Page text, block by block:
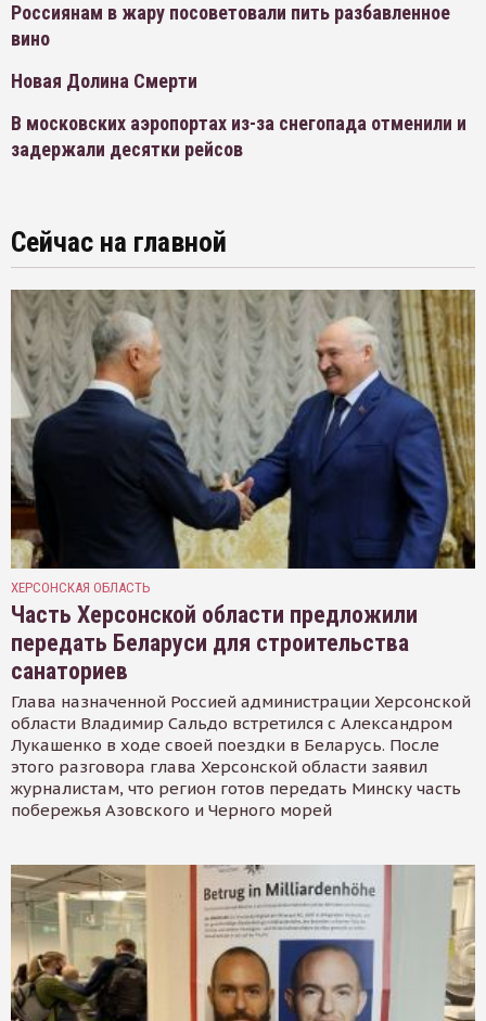
Россиянам в жару посоветовали пить разбавленное
вино
Новая Долина Смерти
В московских аэропортах из-за снегопада отменили и
задержали десятки рейсов
Сейчас на главной
ХЕРСОНСКАЯ ОБЛАСТЬ
Часть Херсонской области предложили
передать Беларуси для строительства
санаториев
Глава назначенной Россией администрации Херсонской
области Владимир Сальдо встретился с Александром
Лукашенко в ходе своей поездки в Беларусь. После
этого разговора глава Херсонской области заявил
журналистам, что регион готов передать Минску часть
побережья Азовского и Черного морей